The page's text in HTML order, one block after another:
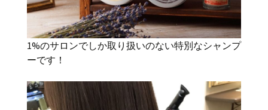
1%のサロンでしか取り扱いのない特別なシャンプ
ーです！